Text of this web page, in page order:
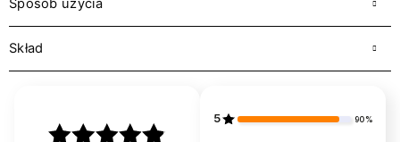
Sposób użycia
Skład
5 90%